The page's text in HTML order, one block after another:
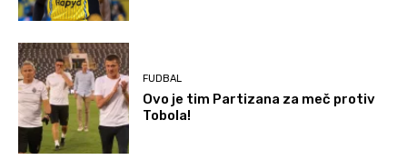
FUDBAL
Ovo je tim Partizana za meč protiv
Tobola!